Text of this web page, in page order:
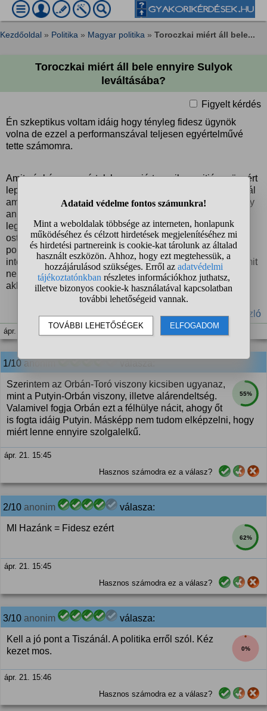
Kezdőoldal » Politika » Magyar politika » Toroczkai miért áll bele...
Toroczkai miért áll bele ennyire Sulyok
leváltásába?
Figyelt kérdés
Én szkeptikus voltam idáig hogy tényleg fidesz ügynök
volna de ezzel a performanszával teljesen egyértelművé
tette számomra.
Amit végképp nem értek hogy miért egy ilyen pitiáner ügyért
leplezi le magát ilyen látványosan? A Tisza 2/3-al azt csinál
amit akar, hivatkozni az alkotmányos rendre főleg úgy hogy
annak az alkotmánynak a megváltoztatása volt az egyik
legfontosabb ígérete a Tisza kampánynak egyszerűen
ostobaság… ha hiteles politikai szereplő volna Toroczkai
pontosan értenie kéne mi a probléma Sulyokkal és ha
inteligens azt is látnia kell hogy ezzel a vergődéssel semmit
nem ér el azon kívül hogy lejáratja magát… miért csinálja
akkor?
#súly #alkotmány #Tisza #köztársaság #Toroczkai László
ápr. 21. 15:43
1/10 anonim
55%
Szerintem az Orbán-Toró viszony kicsiben ugyanaz,
mint a Putyin-Orbán viszony, illetve alárendeltség.
Valamivel fogja Orbán ezt a félhülye nácit, ahogy őt
is fogta idáig Putyin. Másképp nem tudom elképzelni, hogy
miért lenne ennyire szolgalelkű.
ápr. 21. 15:45
Hasznos számodra ez a válasz?
2/10 anonim válasza:
62%
MI Hazánk = Fidesz ezért
ápr. 21. 15:45
Hasznos számodra ez a válasz?
3/10 anonim válasza:
0%
Kell a jó pont a Tiszánál. A politika erről szól. Kéz
kezet mos.
ápr. 21. 15:46
Hasznos számodra ez a válasz?